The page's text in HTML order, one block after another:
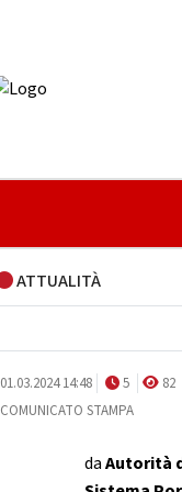
ATTUALITÀ
01.03.2024 14:48 5
82
COMUNICATO STAMPA
daAutorità